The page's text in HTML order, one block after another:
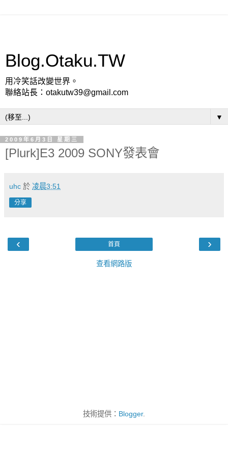
Blog.Otaku.TW
用冷笑話改變世界。
聯絡站長：otakutw39@gmail.com
▼
2009年6月3日 星期三
[Plurk]E3 2009 SONY發表會
uhc 於 凌晨3:51
分享
‹ ›
首頁
查看網路版
技術提供： Blogger.